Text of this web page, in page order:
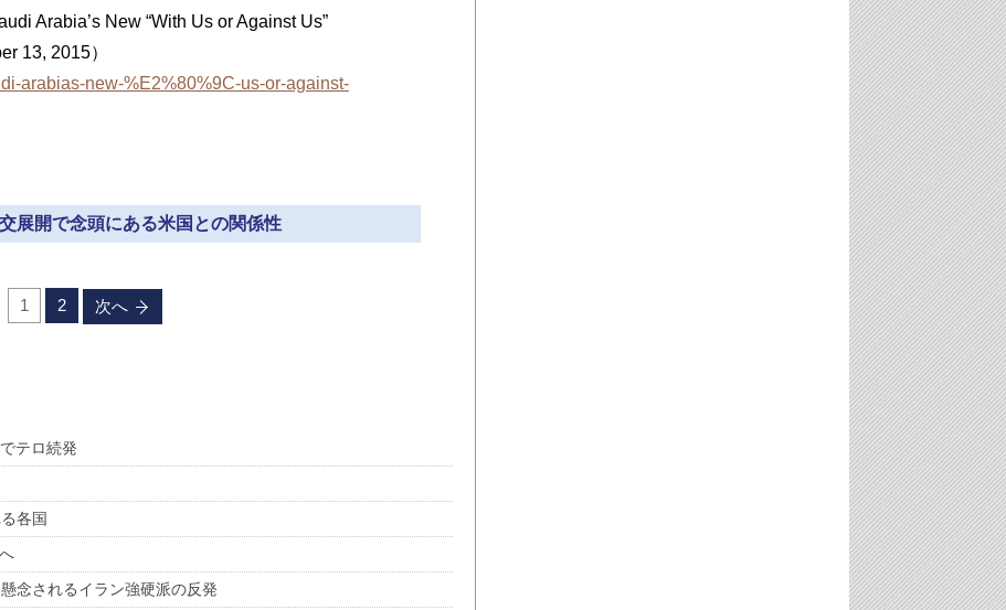
Arabia’s New “With Us or Against Us”
13, 2015）
arabias-new-%E2%80%9C-us-or-against-
展開で念頭にある米国との関係性
1 2 次へ
テロ続発
各国
念されるイラン強硬派の反発